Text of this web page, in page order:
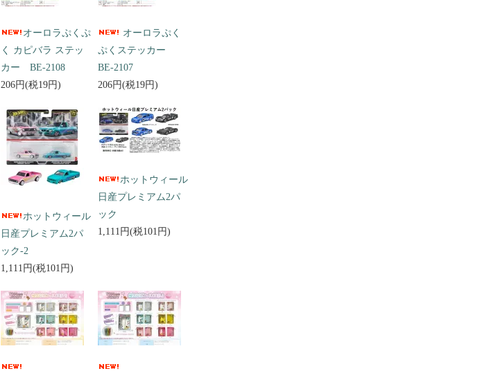
オーロラぷくぷ
く カピバラ ステッ
カー BE-2108
206円(税19円)
オーロラぷく
ぷくステッカー
BE-2107
206円(税19円)
ホットウィール
日産プレミアム2パ
ック-2
1,111円(税101円)
ホットウィール
日産プレミアム2パ
ック
1,111円(税101円)